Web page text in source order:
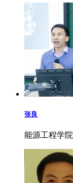
张良
能源工程学院